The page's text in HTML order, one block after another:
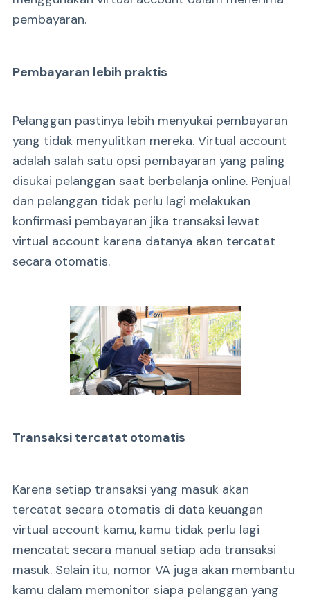
pembayaran.
Pembayaran lebih praktis
Pelanggan pastinya lebih menyukai pembayaran
yang tidak menyulitkan mereka. Virtual account
adalah salah satu opsi pembayaran yang paling
disukai pelanggan saat berbelanja online. Penjual
dan pelanggan tidak perlu lagi melakukan
konfirmasi pembayaran jika transaksi lewat
virtual account karena datanya akan tercatat
secara otomatis.
Transaksi tercatat otomatis
Karena setiap transaksi yang masuk akan
tercatat secara otomatis di data keuangan
virtual account kamu, kamu tidak perlu lagi
mencatat secara manual setiap ada transaksi
masuk. Selain itu, nomor VA juga akan membantu
kamu dalam memonitor siapa pelanggan yang